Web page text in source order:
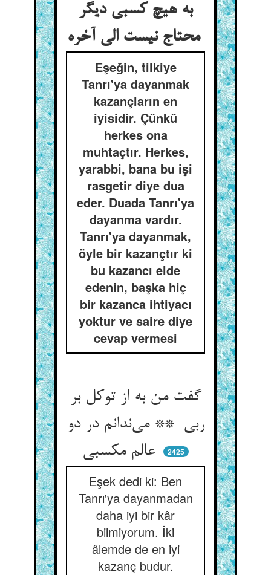
به هیچ کسبی دیگر
محتاج نیست الی آخره
Eşeğin, tilkiye
Tanrı'ya dayanmak
kazançların en
iyisidir. Çünkü
herkes ona
muhtaçtır. Herkes,
yarabbi, bana bu işi
rasgetir diye dua
eder. Duada Tanrı'ya
dayanma vardır.
Tanrı'ya dayanmak,
öyle bir kazançtır ki
bu kazancı elde
edenin, başka hiç
bir kazanca ihtiyacı
yoktur ve saire diye
cevap vermesi
گفت من به از توکل بر
ربی ** می‌ندانم در دو
2425
Eşek dedi ki: Ben
Tanrı'ya dayanmadan
daha iyi bir kâr
bilmiyorum. İki
âlemde de en iyi
kazanç budur.